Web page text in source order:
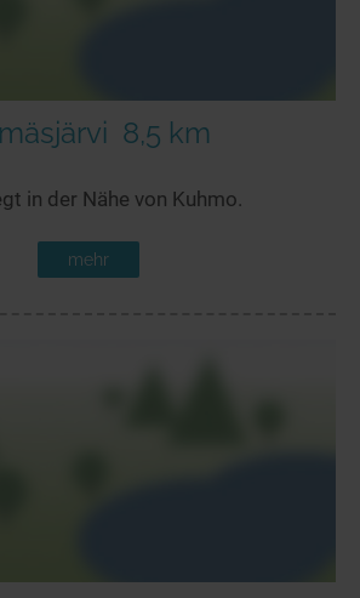
8,5 km
in der Nähe von Kuhmo.
mehr